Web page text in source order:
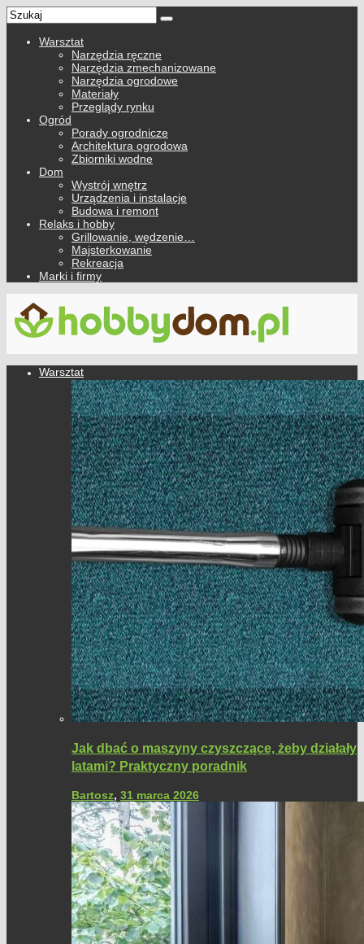
Warsztat
Narzędzia ręczne
Narzędzia zmechanizowane
Narzędzia ogrodowe
Materiały
Przeglądy rynku
Ogród
Porady ogrodnicze
Architektura ogrodowa
Zbiorniki wodne
Dom
Wystrój wnętrz
Urządzenia i instalacje
Budowa i remont
Relaks i hobby
Grillowanie, wędzenie…
Majsterkowanie
Rekreacja
Marki i firmy
Warsztat
Jak dbać o maszyny czyszczące, żeby działały
latami? Praktyczny poradnik
Bartosz, 31 marca 2026